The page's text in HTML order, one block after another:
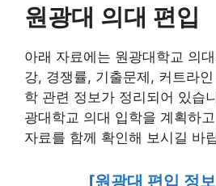
원광대 의대 편입
아래 자료에는 원광대학교 의
강, 경쟁률, 기출문제, 커트라
학 관련 정보가 정리되어 있습
광대학교 의대 입학을 계획하
자료를 함께 확인해 보시길 바
[원광대 편입 정